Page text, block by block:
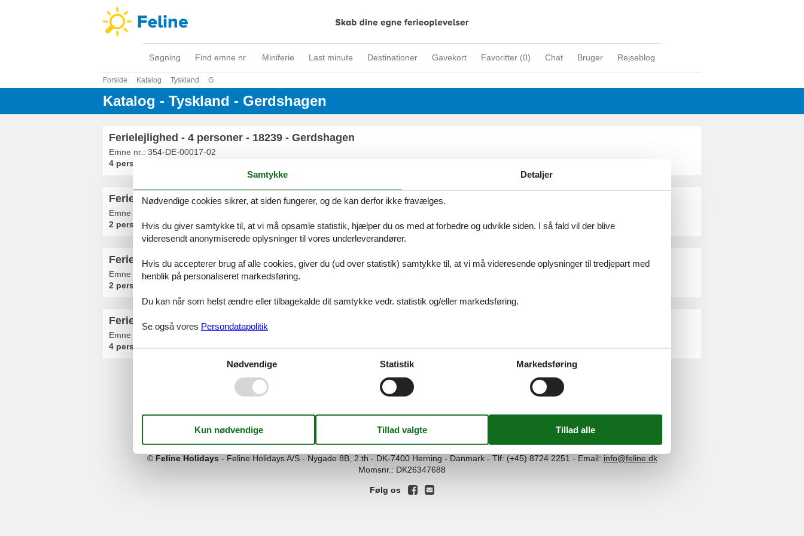
Søgning Find emne nr. Miniferie Last minute Destinationer Gavekort Favoritter (0) Chat Bruger Rejseblog
Forside Katalog Tyskland G
Katalog - Tyskland - Gerdshagen
Ferielejlighed - 4 personer - 18239 - Gerdshagen
Emne nr.: 354-DE-00017-02
4 personer
Ferielejlighed - 2 personer - 18239 - Gerdshagen
Emne nr.:
2 personer
Ferielejlighed - 2 personer - 18239 - Gerdshagen
Emne nr.:354-DE-00017-04
2 personer
Ferielejlighed - 4 personer - 18239 - Gerdshagen
Emne nr.:
4 personer
Services
Tilbudsmail
Cookies
Om os
Din tryghed
© Feline Holidays - Feline Holidays A/S- Nygade 8B, 2.th - DK-7400 Herning - Danmark - Tlf: (+45) 8724 2251 - Email: info@feline.dk
Momsnr.: DK26347688
Følg os
Samtykke Detaljer
Nødvendige cookies sikrer, at siden fungerer, og de kan derfor ikke fravælges.
Hvis du giver samtykke til, at vi må opsamle statistik, hjælper du os med at forbedre og udvikle siden. I så fald vil der blive
videresendt anonymiserede oplysninger til vores underleverandører.
Hvis du accepterer brug af alle cookies, giver du (ud over statistik) samtykke til, at vi må videresende oplysninger til tredjepart med
henblik på personaliseret markedsføring.
Du kan når som helst ændre eller tilbagekalde dit samtykke vedr. statistik og/eller markedsføring.
Se også vores Persondatapolitik
Nødvendige Statistik Markedsføring